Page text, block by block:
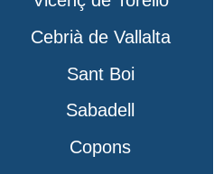
Cebrià de Vallalta
Sant Boi
Sabadell
Copons